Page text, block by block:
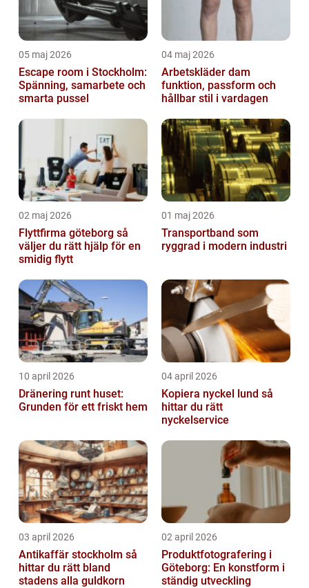
05 maj 2026
Escape room i Stockholm:
Spänning, samarbete och
smarta pussel
04 maj 2026
Arbetskläder dam
funktion, passform och
hållbar stil i vardagen
02 maj 2026
Flyttfirma göteborg så
väljer du rätt hjälp för en
smidig flytt
01 maj 2026
Transportband som
ryggrad i modern industri
10 april 2026
Dränering runt huset:
Grunden för ett friskt hem
04 april 2026
Kopiera nyckel lund så
hittar du rätt
nyckelservice
03 april 2026
Antikaffär stockholm så
hittar du rätt bland
stadens alla guldkorn
02 april 2026
Produktfotografering i
Göteborg: En konstform i
ständig utveckling